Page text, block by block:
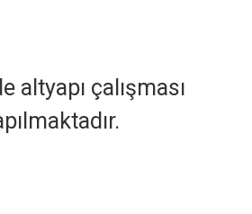
altyapı çalışması